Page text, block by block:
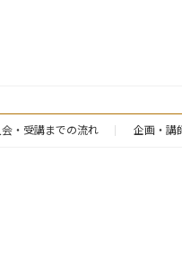
会・受講までの流れ 企画・講